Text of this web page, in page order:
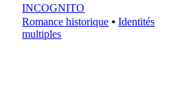
INCOGNITO
Romance historique ⦁Identités
multiples